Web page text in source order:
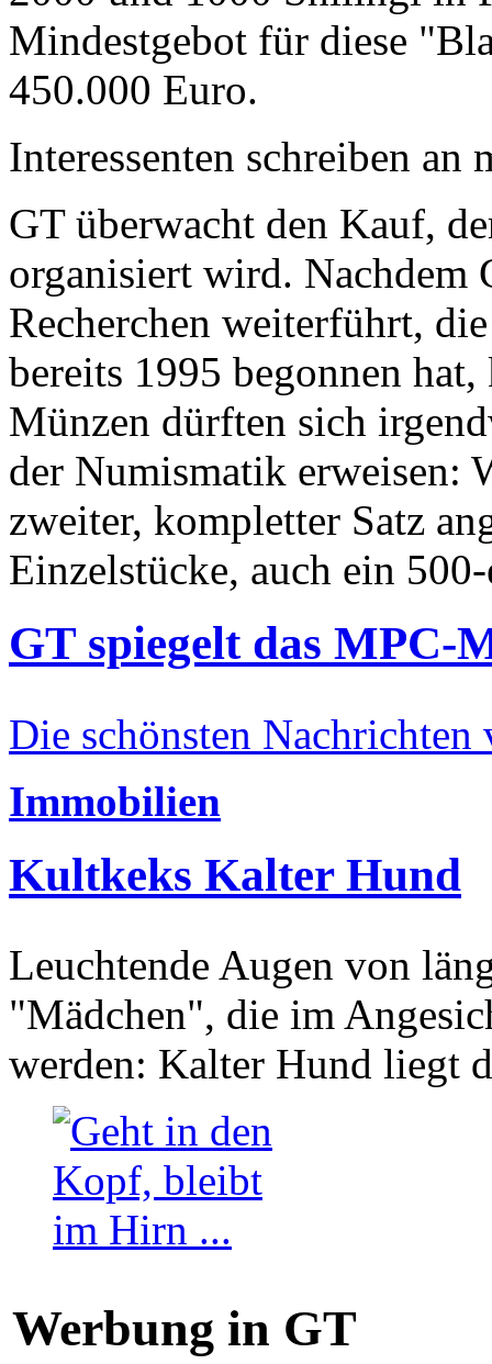
Mindestgebot für diese
450.000 Euro.
Interessenten schreiben
GT überwacht den Kauf,
organisiert wird. Nachdem
Recherchen weiterführt,
bereits 1995 begonnen
Münzen dürften sich
der Numismatik erweisen:
zweiter, kompletter Satz
Einzelstücke, auch ein
GT spiegelt das MPC-
Die schönsten Nachrichten
Immobilien
Kultkeks Kalter Hund
Leuchtende Augen von
"Mädchen", die im
werden: Kalter Hund liegt
Werbung in GT